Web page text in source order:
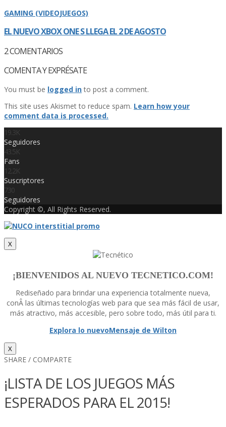
GAMING (VIDEOJUEGOS)
EL NUEVO XBOX ONE S LLEGA EL 2 DE AGOSTO
2COMENTARIOS
COMENTA Y EXPRÉSATE
You must be logged into post a comment.
This site uses Akismet to reduce spam. Learn how your
comment data is processed.
19.3K
Seguidores
43.5K
Fans
12.2K
Suscriptores
730
Seguidores
Copyright ©, All Rights Reserved.
X
¡BIENVENIDOS AL NUEVO TECNETICO.COM!
Rediseñado para brindar una experiencia totalmente nueva,
conÂ las últimas tecnologí­as web para que sea más fácil de usar,
más atractivo, más accesible, pero sobre todo, más útil para ti.
Explora lo nuevoMensaje de Wilton
X
SHARE / COMPARTE
¡LISTA DE LOS JUEGOS MÁS
ESPERADOS PARA EL 2015!